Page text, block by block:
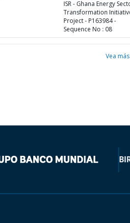
ISR - Ghana Energy
Transformation
Project - P163984 -
Sequence No : 08
Vea más